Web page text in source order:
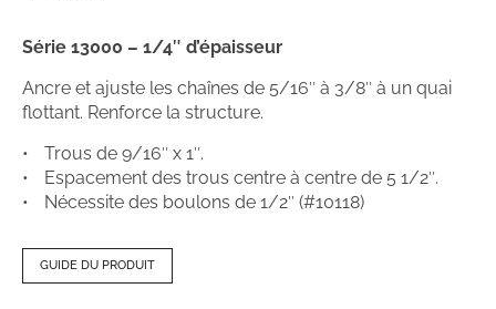
Série 13000 – 1/4″ d’épaisseur
Ancre et ajuste les chaînes de 5/16″ à 3/8″ à un quai
flottant. Renforce la structure.
Trous de 9/16″ x 1″.
Espacement des trous centre à centre de 5 1/2″.
Nécessite des boulons de 1/2″ (#10118)
GUIDE DU PRODUIT